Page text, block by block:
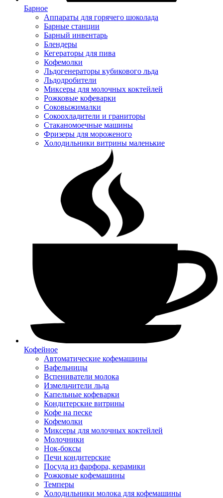
Барное
Аппараты для горячего шоколада
Барные станции
Барный инвентарь
Блендеры
Кегераторы для пива
Кофемолки
Льдогенераторы кубикового льда
Льдодробители
Миксеры для молочных коктейлей
Рожковые кофеварки
Соковыжималки
Сокоохладители и граниторы
Стаканомоечные машины
Фризеры для мороженого
Холодильники витрины маленькие
Кофейное
Автоматические кофемашины
Вафельницы
Вспениватели молока
Измельчители льда
Капельные кофеварки
Кондитерские витрины
Кофе на песке
Кофемолки
Миксеры для молочных коктейлей
Молочники
Нок-боксы
Печи кондитерские
Посуда из фарфора, керамики
Рожковые кофемашины
Темперы
Холодильники молока для кофемашины